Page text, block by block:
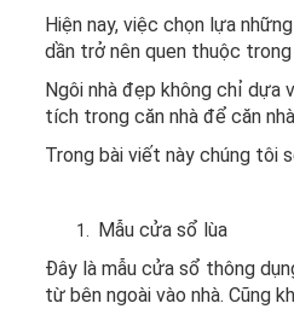
Hiện nay, việc chọn lựa
dần trở nên quen thuộc
Ngôi nhà đẹp không chỉ dựa
tích trong căn nhà để căn
Trong bài viết này chúng tôi
Mẫu cửa sổ lùa
Đây là mẫu cửa sổ thông
từ bên ngoài vào nhà. Cũng